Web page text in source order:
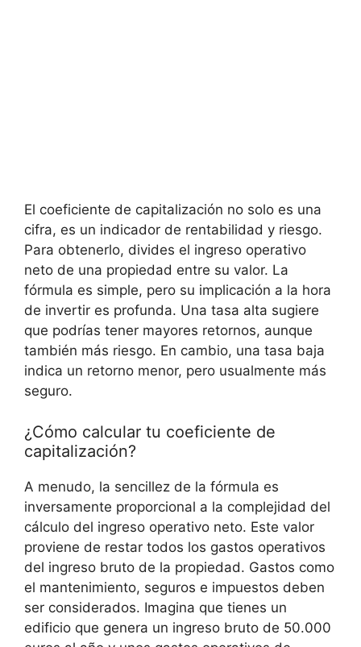
El coeficiente de⁤ capitalización no ‌solo es una
cifra, es un indicador de rentabilidad y riesgo.
Para obtenerlo, divides el ingreso operativo
neto de una propiedad entre su⁤ valor. La
fórmula⁢ es simple, pero su​ implicación a la hora
de invertir es profunda. Una‍ tasa alta sugiere
que podrías tener mayores retornos, aunque
también más riesgo. En cambio, una‌ tasa baja​
indica un retorno menor, pero usualmente más
seguro.
¿Cómo calcular tu coeficiente ⁣de
capitalización?
A menudo, la⁢ sencillez de la fórmula es
inversamente proporcional a la complejidad del
cálculo del ingreso operativo neto. Este valor
proviene de restar todos los gastos operativos
del ingreso bruto de la propiedad. Gastos como
el mantenimiento,​ seguros e impuestos deben
ser considerados. Imagina que tienes un
edificio que ‌genera un ingreso bruto de 50.000